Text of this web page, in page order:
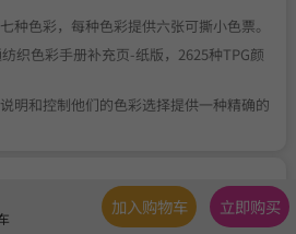
种色彩，每种色彩提供六张可撕小色票。
织色彩手册补充页-纸版，2625种TPG颜
明和控制他们的色彩选择提供一种精确的
、不可退换
加入购物车 立即购买